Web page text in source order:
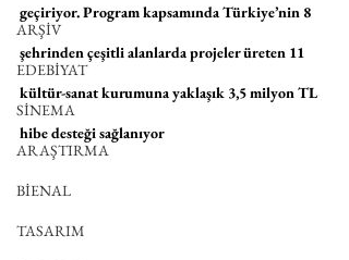
ARŞİV
EDEBİYAT
SİNEMA
ARAŞTIRMA
BİENAL
TASARIM
geçiriyor. Program kapsamında Türkiye’nin 8
şehrinden çeşitli alanlarda projeler üreten 11
kültür-sanat kurumuna yaklaşık 3,5 milyon TL
hibe desteği sağlanıyor